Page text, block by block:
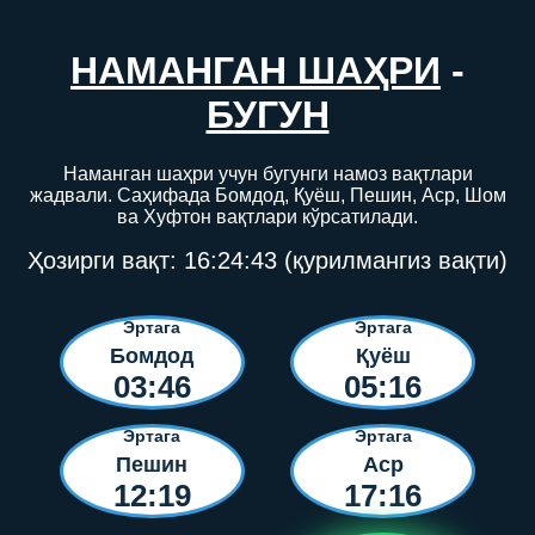
НАМАНГАН ШАҲРИ -
БУГУН
Наманган шаҳри учун бугунги намоз вақтлари
жадвали. Саҳифада Бомдод, Қуёш, Пешин, Аср, Шом
ва Хуфтон вақтлари кўрсатилади.
Ҳозирги вақт: 16:24:43 (қурилмангиз вақти)
Эртага
Бомдод
03:46
Эртага
Қуёш
05:16
Эртага
Пешин
12:19
Эртага
Аср
17:16